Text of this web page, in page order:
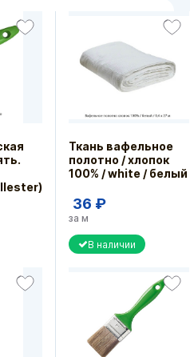
Ткань вафельное
полотно / хлопок
100% / white / белый
36 ₽
за м
В наличии